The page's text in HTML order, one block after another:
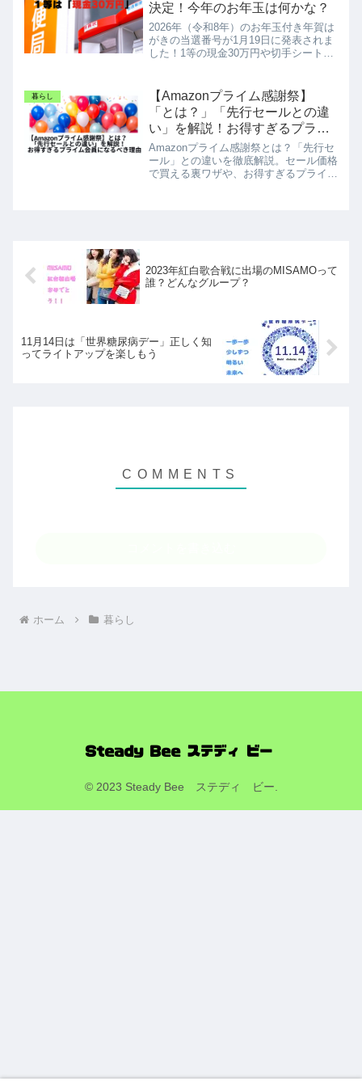
決定！今年のお年玉は何かな？
2026年（令和8年）のお年玉付き年賀は
がきの当選番号が1月19日に発表されま
した！1等の現金30万円や切手シートの
象なので、捨てずに今すぐチェックして
新春の運試しを楽しみましょう。
暮らし
【Amazonプライム感謝祭】
「とは？」「先行セールとの違
い」を解説！お得すぎるプライ
ム会員になるべき理由
Amazonプライム感謝祭とは？「先行セ
ール」との違いを徹底解説。セール価格
で買える裏ワザや、お得すぎるプライム
2023年紅白歌合戦に出場のMISAMOって
誰？どんなグループ？
11月14日は「世界糖尿病デー」正しく知
ってライトアップを楽しもう
ホーム 暮らし
© 2023 Steady Bee ステディ ビー.